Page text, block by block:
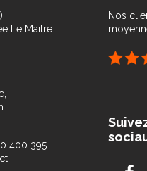
Le Maitre
400 395
Nos